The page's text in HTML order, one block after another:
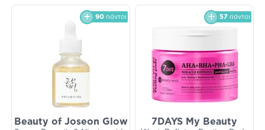
90 πόντοι
Beauty of Joseon Glow
57 πόντοι
7DAYS My Beauty